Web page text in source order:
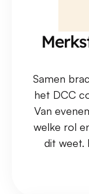
Samen
het DCC
Van
welke rol
dit weet.